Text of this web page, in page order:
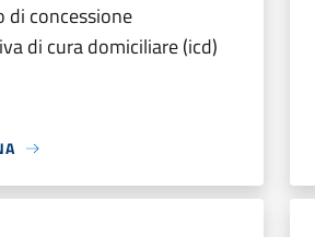
di concessione
di cura domiciliare (icd)